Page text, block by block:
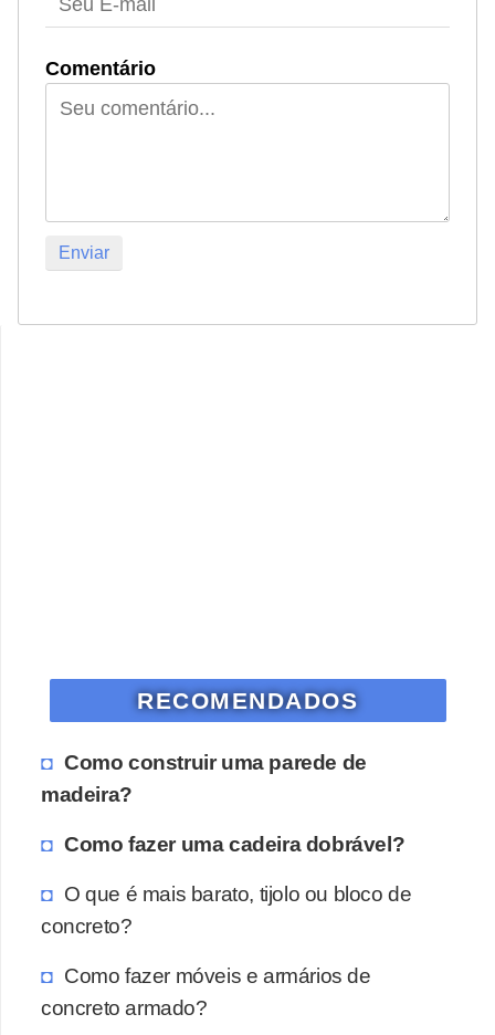
Comentário
RECOMENDADOS
Como construir uma parede de
madeira?
Como fazer uma cadeira dobrável?
O que é mais barato, tijolo ou bloco de
concreto?
Como fazer móveis e armários de
concreto armado?